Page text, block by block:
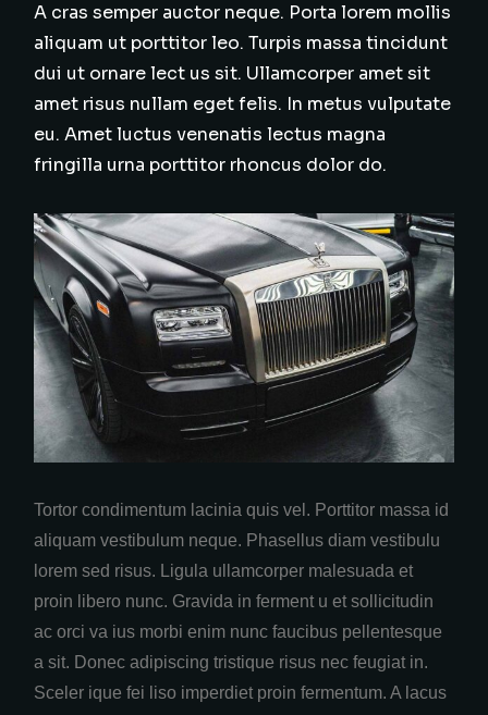
A cras semper auctor neque. Porta lorem mollis
aliquam ut porttitor leo. Turpis massa tincidunt
dui ut ornare lect us sit. Ullamcorper amet sit
amet risus nullam eget felis. In metus vulputate
eu. Amet luctus venenatis lectus magna
fringilla urna porttitor rhoncus dolor do.
Tortor condimentum lacinia quis vel. Porttitor massa id
aliquam vestibulum neque. Phasellus diam vestibulu
lorem sed risus. Ligula ullamcorper malesuada et
proin libero nunc. Gravida in ferment u et sollicitudin
ac orci va ius morbi enim nunc faucibus pellentesque
a sit. Donec adipiscing tristique risus nec feugiat in.
Sceler ique fei liso imperdiet proin fermentum. A lacus